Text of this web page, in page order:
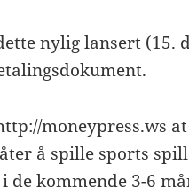
nylig lansert (15.
moneypress.ws
å spille sports
kommende 3-6